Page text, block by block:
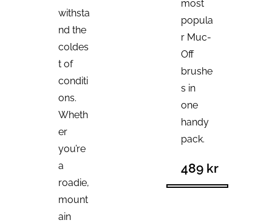
withsta
nd the
coldes
t of
conditi
ons.
Wheth
er
you’re
a
roadie,
mount
ain
most
popula
r Muc-
Off
brushe
s in
one
handy
pack.
489 kr